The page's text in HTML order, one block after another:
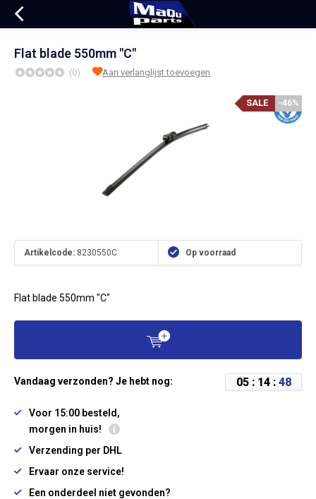
Flat blade 550mm "C"
(0) Aan verlanglijst toevoegen
-46%
SALE
Artikelcode: 8230550C Op voorraad
Flat blade 550mm "C"
Vandaag verzonden? Je hebt nog: 05: 14: 48
Voor 15:00 besteld,
morgen in huis!
Verzending per DHL
Ervaar onze service!
Een onderdeel niet gevonden?